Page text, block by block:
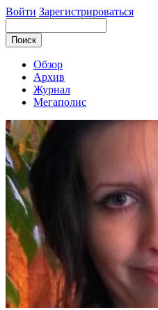
Войти Зарегистрироваться
Обзор
Архив
Журнал
Мегаполис